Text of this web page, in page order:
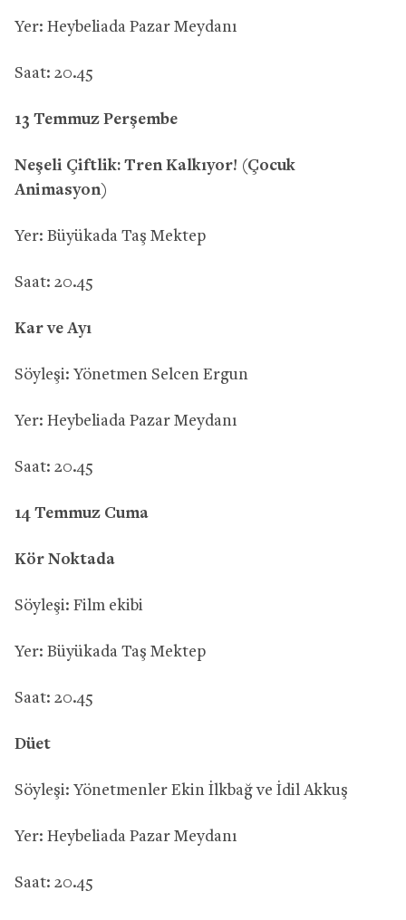
Yer: Heybeliada Pazar Meydanı
Saat: 20.45
13 Temmuz Perşembe
Neşeli Çiftlik: Tren Kalkıyor! (Çocuk
Animasyon)
Yer: Büyükada Taş Mektep
Saat: 20.45
Kar ve Ayı
Söyleşi: Yönetmen Selcen Ergun
Yer: Heybeliada Pazar Meydanı
Saat: 20.45
14 Temmuz Cuma
Kör Noktada
Söyleşi: Film ekibi
Yer: Büyükada Taş Mektep
Saat: 20.45
Düet
Söyleşi: Yönetmenler Ekin İlkbağ ve İdil Akkuş
Yer: Heybeliada Pazar Meydanı
Saat: 20.45